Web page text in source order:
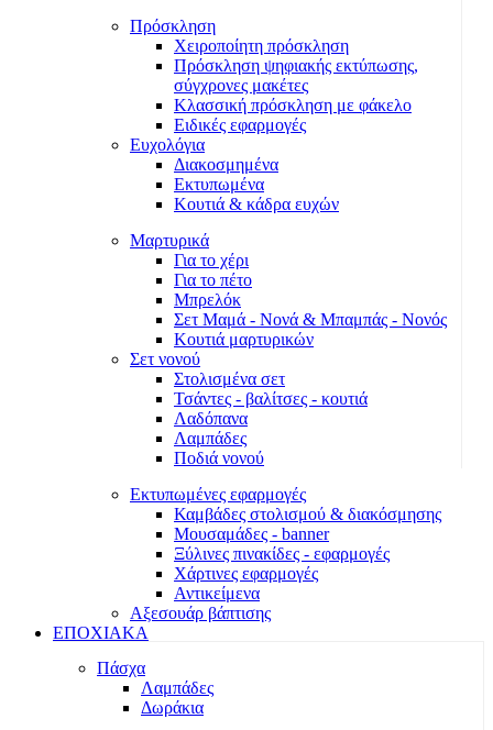
Πρόσκληση
Χειροποίητη πρόσκληση
Πρόσκληση ψηφιακής εκτύπωσης,
σύγχρονες μακέτες
Κλασσική πρόσκληση με φάκελο
Ειδικές εφαρμογές
Ευχολόγια
Διακοσμημένα
Εκτυπωμένα
Κουτιά & κάδρα ευχών
Μαρτυρικά
Για το χέρι
Για το πέτο
Μπρελόκ
Σετ Μαμά - Νονά & Μπαμπάς - Νονός
Κουτιά μαρτυρικών
Σετ νονού
Στολισμένα σετ
Τσάντες - βαλίτσες - κουτιά
Λαδόπανα
Λαμπάδες
Ποδιά νονού
Εκτυπωμένες εφαρμογές
Καμβάδες στολισμού & διακόσμησης
Μουσαμάδες - banner
Ξύλινες πινακίδες - εφαρμογές
Χάρτινες εφαρμογές
Αντικείμενα
Αξεσουάρ βάπτισης
ΕΠΟΧΙΑΚΑ
Πάσχα
Λαμπάδες
Δωράκια